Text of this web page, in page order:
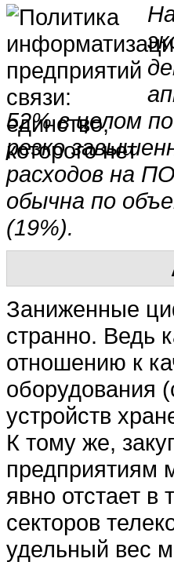
52% в целом
резко
расходов на
обычна по
(19%).
Заниженные
странно. Ведь
отношению к
оборудования
устройств
К тому же,
предприятиям
явно отстает в
секторов
удельный вес